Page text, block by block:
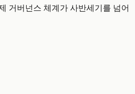
거버넌스 체계가 사반세기를 넘어